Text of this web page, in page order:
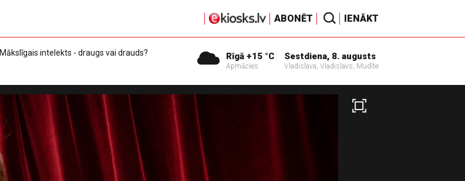
ABONĒT IENĀKT
Mākslīgais intelekts - draugs vai drauds?
Rīgā +15 °C
Apmācies
Sestdiena, 8. augusts
Vladislava, Vladislavs, Mudīte